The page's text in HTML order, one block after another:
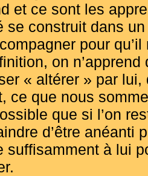
et ce sont les
se construit dans un
pour
on
« altérer » par lui,
ce que nous
que si l’on
d’être anéanti
suffisamment à lui